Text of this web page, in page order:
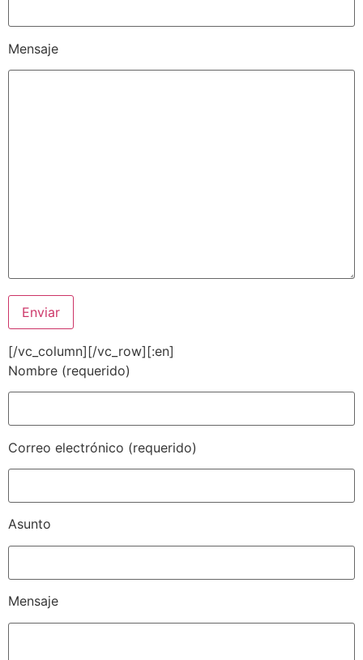
Mensaje
[/vc_column][/vc_row][:en]
Nombre (requerido)
Correo electrónico (requerido)
Asunto
Mensaje